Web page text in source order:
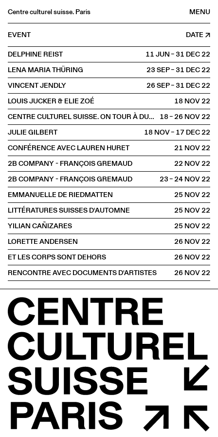
MENU
Centre culturel suisse. Paris
Agenda
Bookshop
Buvette
Archives
Medias
Publications
About
FR/EN
OFFSITE Dunkerque
EVENT
DATE
DELPHINE REIST
11 JUN – 31 DEC2022
LENA MARIA THÜRING
23 SEP – 31 DEC2022
VINCENT JENDLY
26 SEP – 31 DEC2022
LOUIS JUCKER & ELIE ZOÉ
18 NOV2022
CENTRE CULTUREL SUISSE. ON TOUR À DUNKERQUE
18 – 26 NOV2022
JULIE GILBERT
18 NOV – 17 DEC2022
CONFÉRENCE AVEC LAUREN HURET
21 NOV2022
2B COMPANY - FRANÇOIS GREMAUD
22 NOV2022
2B COMPANY - FRANÇOIS GREMAUD
23 – 24 NOV2022
EMMANUELLE DE RIEDMATTEN
25 NOV2022
LITTÉRATURES SUISSES D'AUTOMNE
25 NOV2022
YILIAN CAÑIZARES
25 NOV2022
LORETTE ANDERSEN
26 NOV2022
ET LES CORPS SONT DEHORS
26 NOV2022
RENCONTRE AVEC DOCUMENTS D'ARTISTES
26 NOV2022